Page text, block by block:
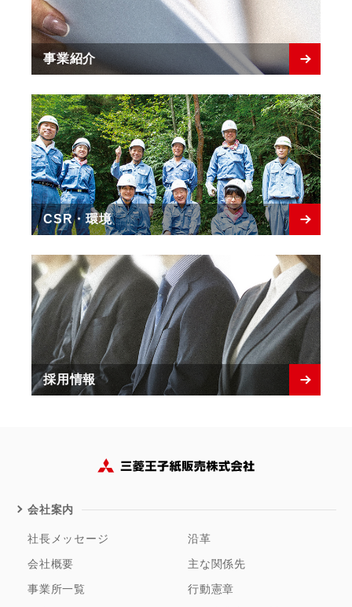
事業紹介
CSR・環境
採用情報
会社案内
社長メッセージ
会社概要
事業所一覧
沿革
主な関係先
行動憲章